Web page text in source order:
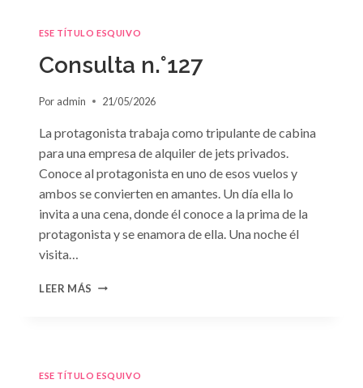
JANET
DAILEY
ESE TÍTULO ESQUIVO
Consulta n.°127
Por admin 21/05/2026
La protagonista trabaja como tripulante de cabina
para una empresa de alquiler de jets privados.
Conoce al protagonista en uno de esos vuelos y
ambos se convierten en amantes. Un día ella lo
invita a una cena, donde él conoce a la prima de la
protagonista y se enamora de ella. Una noche él
visita…
LEER MÁS CONSULTA
ESE TÍTULO ESQUIVO